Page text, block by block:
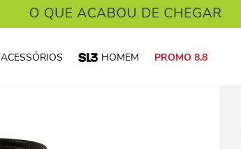
ACESSÓRIOS HOMEM PROMO 8.8